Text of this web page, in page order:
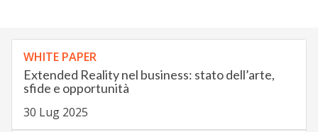
WHITE PAPER
Extended Reality nel business: stato dell’arte,
sfide e opportunità
30 Lug 2025